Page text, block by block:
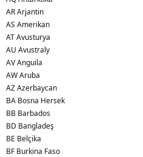
AR Arjantin
AS Amerikan
AT Avusturya
AU Avustraly
AV Anguila
AW Aruba
AZ Azerbaycan
BA Bosna Hersek
BB Barbados
BD Bangladeş
BE Belçika
BF Burkina Faso